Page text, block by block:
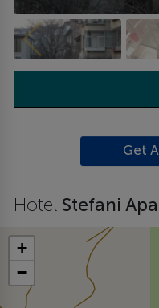
Get
Hotel Stefani
+
−